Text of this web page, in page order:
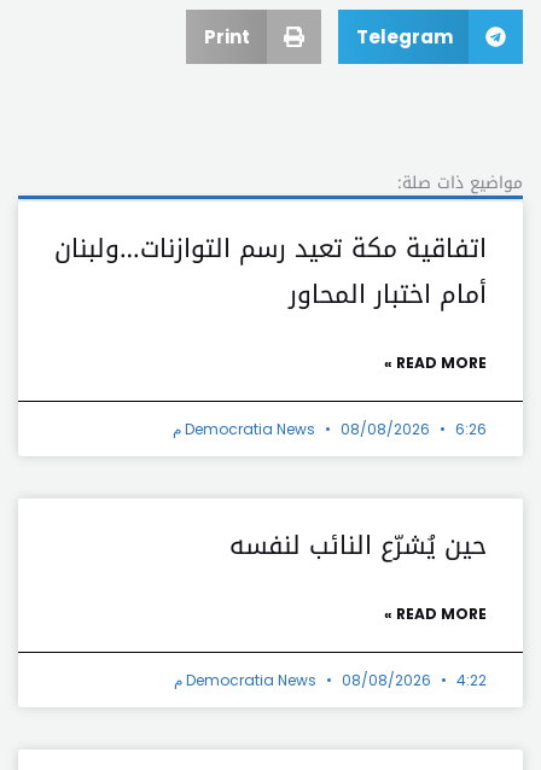
Telegram
Print
مواضيع ذات صلة:
اتفاقية مكة تعيد رسم التوازنات…ولبنان
أمام اختبار المحاور
READ MORE »
Democratia News 08/08/2026 6:26 م
حين يُشرّع النائب لنفسه
READ MORE »
Democratia News 08/08/2026 4:22 م